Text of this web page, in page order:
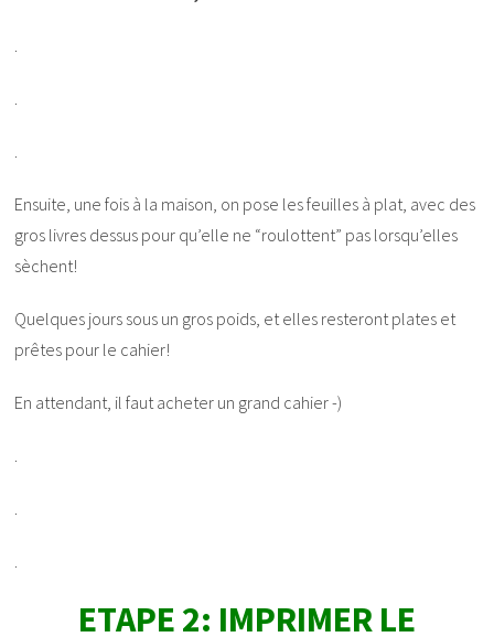
.
.
.
Ensuite, une fois à la maison, on pose les feuilles à plat, avec des
gros livres dessus pour qu’elle ne “roulottent” pas lorsqu’elles
sèchent!
Quelques jours sous un gros poids, et elles resteront plates et
prêtes pour le cahier!
En attendant, il faut acheter un grand cahier -)
.
.
.
ETAPE 2: IMPRIMER LE